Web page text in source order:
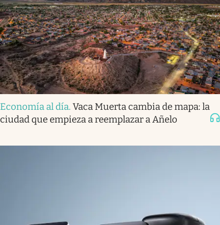
Economía al día. Vaca Muerta cambia de mapa: la
ciudad que empieza a reemplazar a Añelo